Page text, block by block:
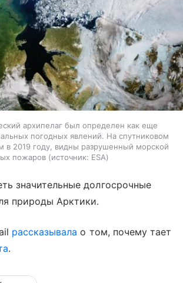
архипелаг был определен как еще
погодных явлений. На спутниковом
в 2019 году, видны разрушенный морской
пожаров
источник: ESA
значительные долгосрочные
природы Арктики.
рассказывала о том, почему тает
.